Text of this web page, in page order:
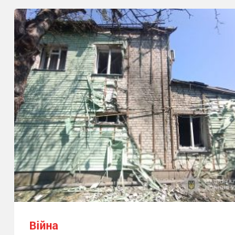
12:47 вчора
Війна